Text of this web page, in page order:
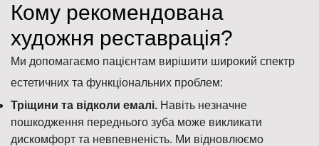
Кому рекомендована
художня реставрація?
Ми допомагаємо пацієнтам вирішити широкий спектр
естетичних та функціональних проблем:
Тріщини та відколи емалі. Навіть незначне
пошкодження переднього зуба може викликати
дискомфорт та невпевненість. Ми відновлюємо